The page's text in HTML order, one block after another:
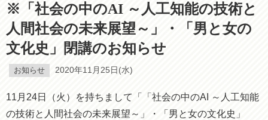
※「社会の中のAI ～人工知能の技術と
人間社会の未来展望～」・「男と女の
文化史」閉講のお知らせ
お知らせ 2020年11月25日(水)
11月24日（火）を持ちまして「「社会の中のAI ～人工知能
の技術と人間社会の未来展望～」・「男と女の文化史」